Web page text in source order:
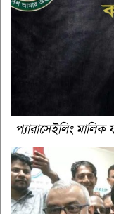
প্যারাসেইলিং মালিক